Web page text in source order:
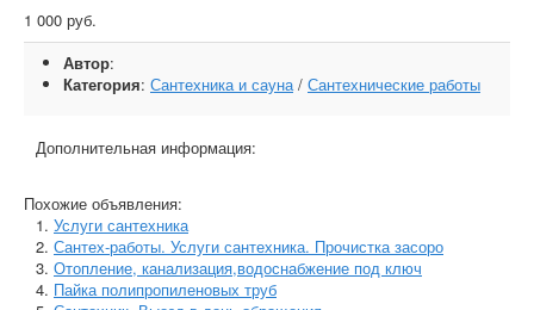
1 000 руб.
Автор:
Категория: Сантехника и сауна/ Сантехнические работы
Дополнительная информация:
Похожие объявления:
Услуги сантехника
Сантех-работы. Услуги сантехника. Прочистка засоро
Отопление, канализация,водоснабжение под ключ
Пайка полипропиленовых труб